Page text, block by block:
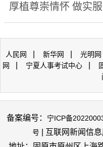
人民网 新华网 光明网
网
宁夏人事考试中心
备案编号： 宁ICP备
号 | 互联网新闻信